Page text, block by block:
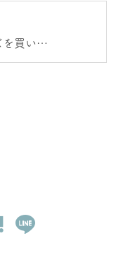
買いま